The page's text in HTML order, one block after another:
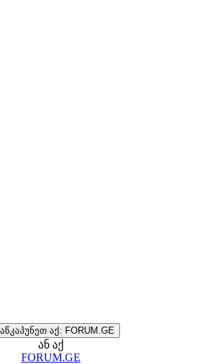
აქ: FORUM.GE
ან აქ
FORUM.GE